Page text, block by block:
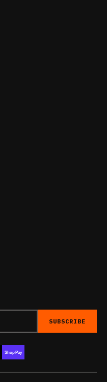
SUBSCRIBE
Shop Pay